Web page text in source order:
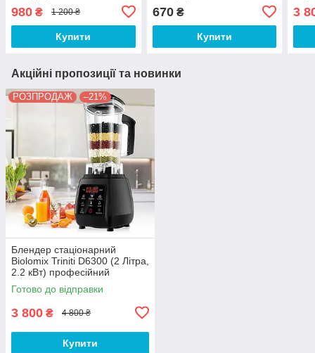
980 ₴ 1 200 ₴
Купити
670₴
Купити
3
Акційні пропозиції та новинки
РОЗПРОДАЖ –21%
Блендер стаціонарний
Biolomix Triniti D6300 (2 Літра,
2.2 кВт) професійний
блендер з чашею для смузі,
фрешів, коктейлів
Готово до відправки
3 800 ₴ 4 800 ₴
Купити